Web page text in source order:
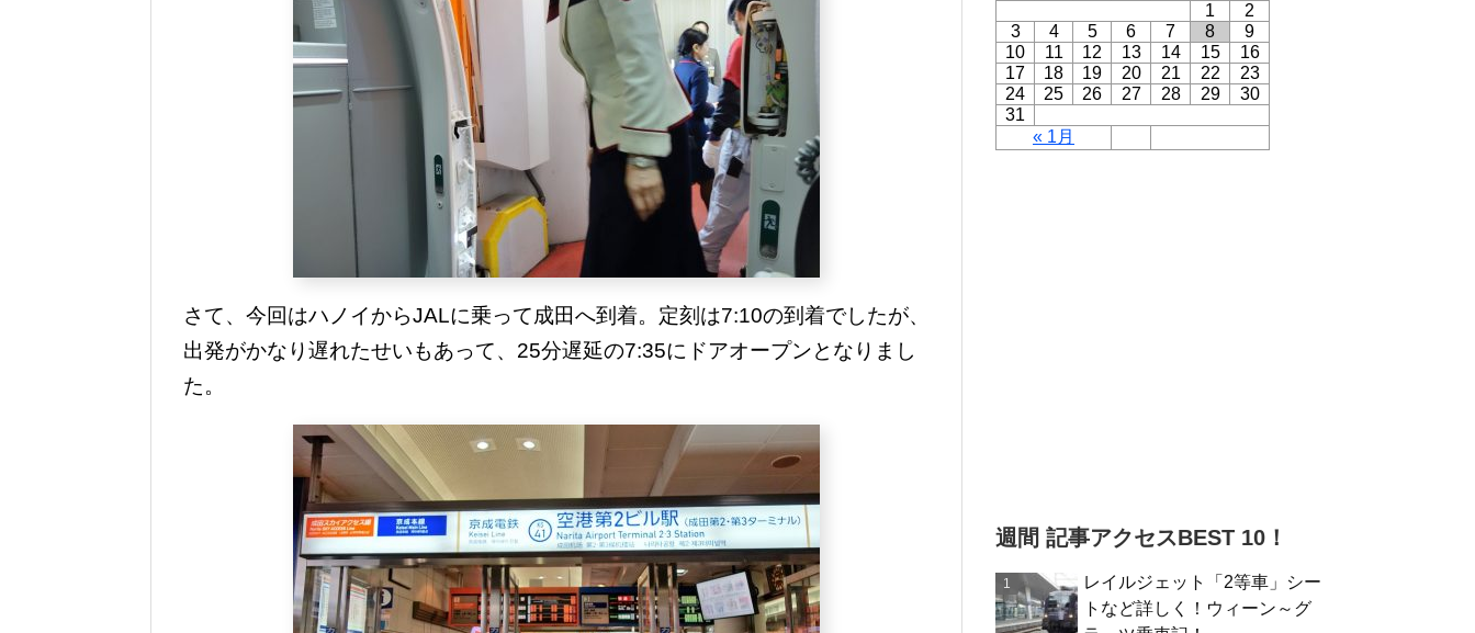
さて、今回はハノイからJALに乗って成田へ到着。定刻は7:10の到着でしたが、
出発がかなり遅れたせいもあって、25分遅延の7:35にドアオープンとなりまし
た。
« 1月
1
2
3
4 5 6 7 8
9
10
11 12 13 14 15
16
17
18 19 20 21 22
23
24
25 26 27 28 29
30
31
週間 記事アクセスBEST 10！
レイルジェット「2等車」シー
トなど詳しく！ウィーン～グ